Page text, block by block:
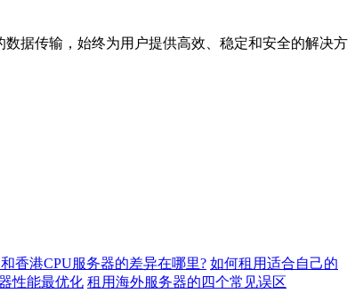
据传输，始终为用户提供高效、稳定和安全的解决方
香港CPU服务器的差异在哪里? 如何租用适合自己的
性能最优化 租用海外服务器的四个常见误区